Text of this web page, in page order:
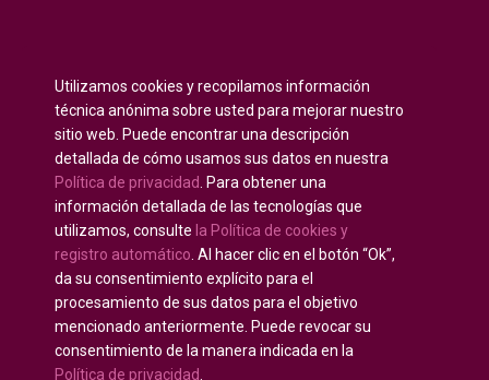
Русский
Ruso)
Español
Français(Francés)
Alemán
العربية(Árabe )
Português(Portugués, Portugal)
Utilizamos cookies y recopilamos información
técnica anónima sobre usted para mejorar nuestro
sitio web. Puede encontrar una descripción
detallada de cómo usamos sus datos en nuestra
Política de privacidad
. Para obtener una
información detallada de las tecnologías que
utilizamos, consulte la Política de cookies y
registro automático . Al hacer clic en el botón “Ok”,
da su consentimiento explícito para el
procesamiento de sus datos para el objetivo
mencionado anteriormente. Puede revocar su
consentimiento de la manera indicada en la
Política de privacidad